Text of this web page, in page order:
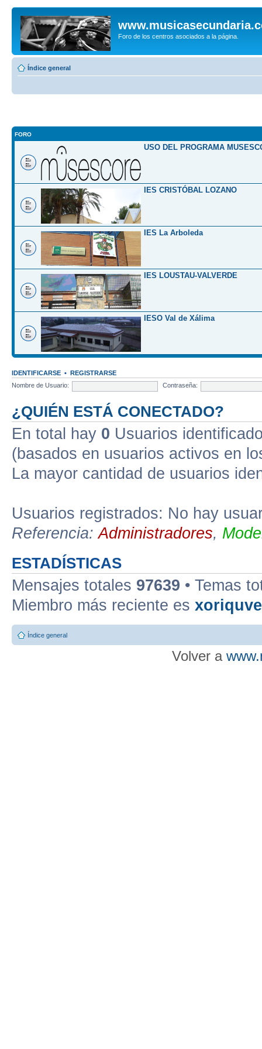
Foro de los centros asociados a la página.
Índice general
FORO
USO DEL PROGRAMA
IES CRISTÓBAL LOZANO
IES La Arboleda
IES LOUSTAU-VALVERDE
IESO Val de Xálima
IDENTIFICARSE • REGISTRARSE
Nombre de Usuario:
Contraseña:
¿QUIÉN ESTÁ CONECTADO?
En total hay 0 Usuarios
(basados en usuarios activos en
La mayor cantidad de usuarios
Usuarios registrados: No hay
Referencia:Administradores,
ESTADÍSTICAS
Mensajes totales 97639 • Temas
Miembro más reciente es
Índice general
Volver a